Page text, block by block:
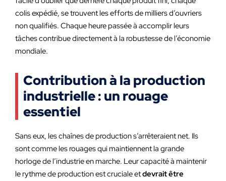
colis expédié, se trouvent les efforts de milliers d’ouvriers
non qualifiés. Chaque heure passée à accomplir leurs
tâches contribue directement à la robustesse de l’économie
mondiale.
Contribution à la production
industrielle : un rouage
essentiel
Sans eux, les chaînes de production s’arrêteraient net. Ils
sont comme les rouages qui maintiennent la grande
horloge de l’industrie en marche. Leur capacité à maintenir
le rythme de production est cruciale etdevrait être